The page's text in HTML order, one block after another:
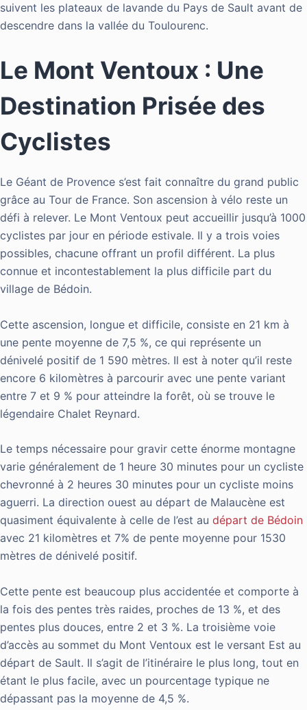
suivent les plateaux de lavande du Pays de Sault avant de
descendre dans la vallée du Toulourenc.
Le Mont Ventoux : Une
Destination Prisée des
Cyclistes
Le Géant de Provence s’est fait connaître du grand public
grâce au Tour de France. Son ascension à vélo reste un
défi à relever. Le Mont Ventoux peut accueillir jusqu’à 1000
cyclistes par jour en période estivale. Il y a trois voies
possibles, chacune offrant un profil différent. La plus
connue et incontestablement la plus difficile part du
village de Bédoin.
Cette ascension, longue et difficile, consiste en 21 km à
une pente moyenne de 7,5 %, ce qui représente un
dénivelé positif de 1 590 mètres. Il est à noter qu’il reste
encore 6 kilomètres à parcourir avec une pente variant
entre 7 et 9 % pour atteindre la forêt, où se trouve le
légendaire Chalet Reynard.
Le temps nécessaire pour gravir cette énorme montagne
varie généralement de 1 heure 30 minutes pour un cycliste
chevronné à 2 heures 30 minutes pour un cycliste moins
aguerri. La direction ouest au départ de Malaucène est
quasiment équivalente à celle de l’est au départ de Bédoin
avec 21 kilomètres et 7% de pente moyenne pour 1530
mètres de dénivelé positif.
Cette pente est beaucoup plus accidentée et comporte à
la fois des pentes très raides, proches de 13 %, et des
pentes plus douces, entre 2 et 3 %. La troisième voie
d’accès au sommet du Mont Ventoux est le versant Est au
départ de Sault. Il s’agit de l’itinéraire le plus long, tout en
étant le plus facile, avec un pourcentage typique ne
dépassant pas la moyenne de 4,5 %.